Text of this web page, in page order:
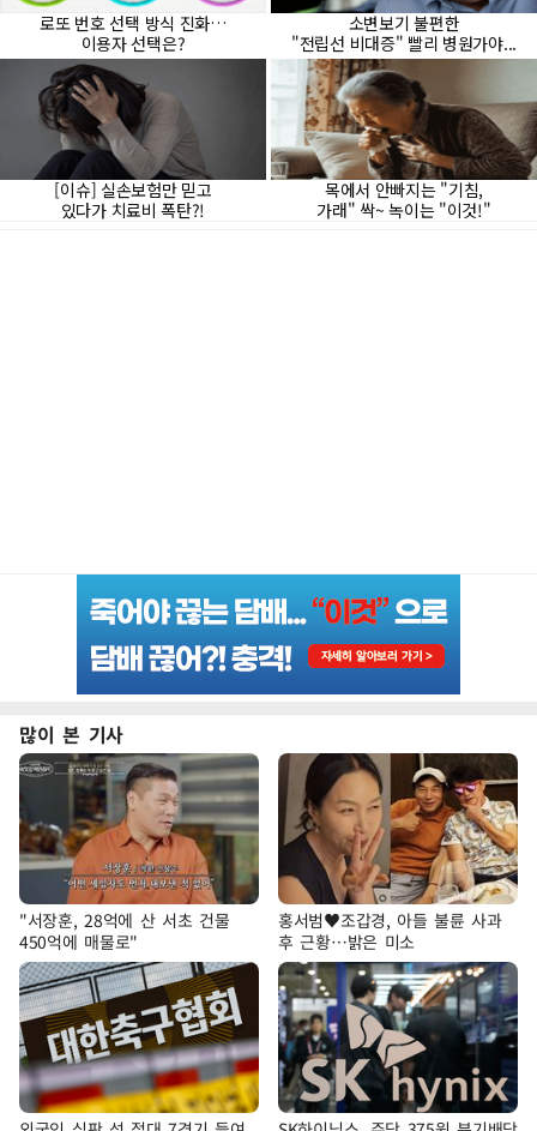
많이 본 기사
"서장훈, 28억에 산 서초 건물
450억에 매물로"
홍서범♥조갑경, 아들 불륜 사과
후 근황…밝은 미소